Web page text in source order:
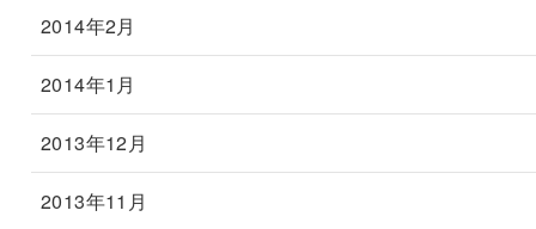
2014年2月
2014年1月
2013年12月
2013年11月